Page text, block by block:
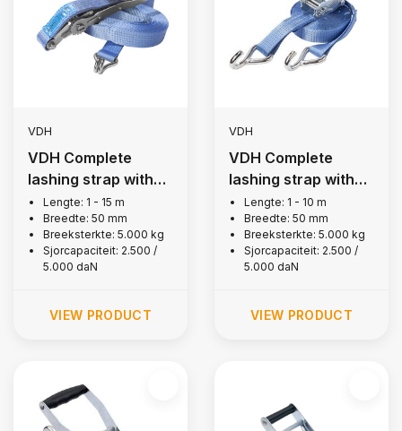
VDH
VDH Complete
lashing strap with
ergo ratchet, 5,000
kg
Lengte: 1 - 15 m
Breedte: 50 mm
Breeksterkte: 5.000 kg
Sjorcapaciteit: 2.500 /
5.000 daN
VIEW PRODUCT
VDH
VDH Complete
lashing strap with
single J-hooks,
5,000 kg
Lengte: 1 - 10 m
Breedte: 50 mm
Breeksterkte: 5.000 kg
Sjorcapaciteit: 2.500 /
5.000 daN
VIEW PRODUCT